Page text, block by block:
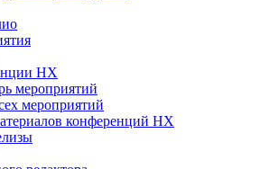
НХ
мероприятий
мероприятий
конференций НХ